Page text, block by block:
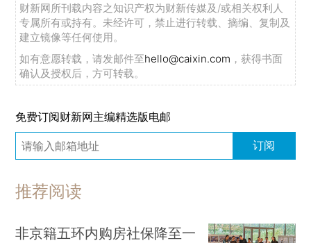
财新网所刊载内容之知识产权为财新传媒及/或相关权利人
专属所有或持有。未经许可，禁止进行转载、摘编、复制及
建立镜像等任何使用。
如有意愿转载，请发邮件至hello@caixin.com ，获得书面
确认及授权后，方可转载。
免费订阅财新网主编精选版电邮
订阅
推荐阅读
非京籍五环内购房社保降至一